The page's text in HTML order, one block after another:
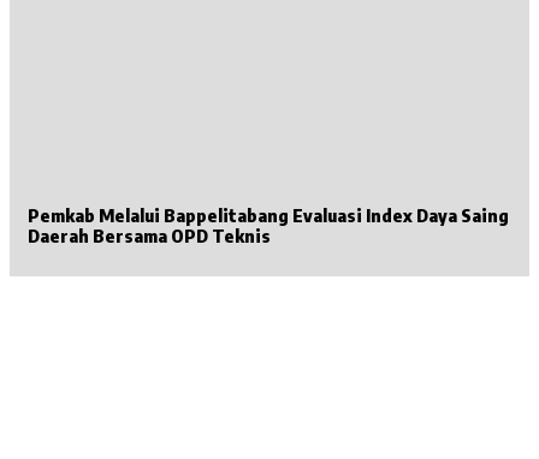
Pemkab Melalui Bappelitabang Evaluasi Index Daya Saing
Daerah Bersama OPD Teknis